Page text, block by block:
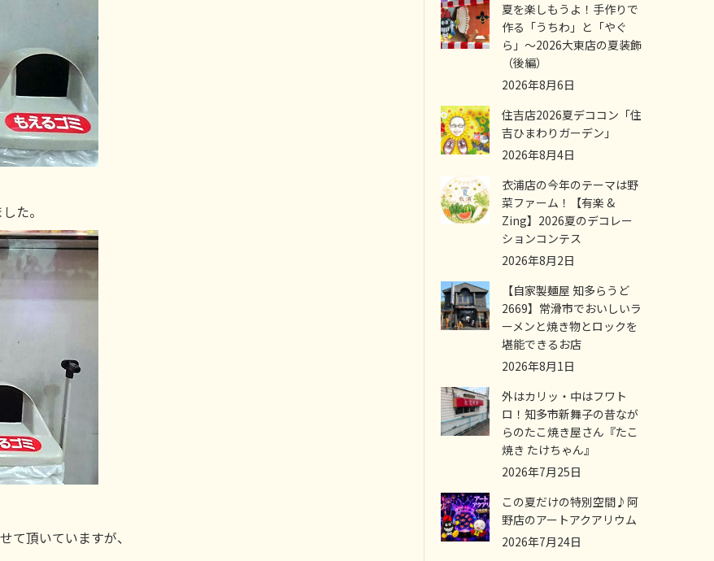
た。
て頂いていますが、
夏を楽しもうよ！手作りで
作る「うちわ」と「やぐ
ら」～2026大東店の夏装飾
（後編）
2026年8月6日
住吉店2026夏デココン「住
吉ひまわりガーデン」
2026年8月4日
衣浦店の今年のテーマは野
菜ファーム！【有楽 &
Zing】2026夏のデコレー
ションコンテス
2026年8月2日
【自家製麺屋 知多らうど
2669】常滑市でおいしいラ
ーメンと焼き物とロックを
堪能できるお店
2026年8月1日
外はカリッ・中はフワト
ロ！知多市新舞子の昔なが
らのたこ焼き屋さん『たこ
焼き たけちゃん』
2026年7月25日
この夏だけの特別空間♪阿
野店のアートアクアリウム
2026年7月24日